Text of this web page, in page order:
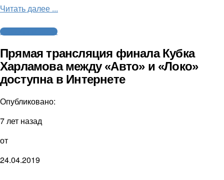
Читать далее ...
Молодежный хоккей
Прямая трансляция финала Кубка
Харламова между «Авто» и «Локо»
доступна в Интернете
Опубликовано:
7 лет назад
от
24.04.2019